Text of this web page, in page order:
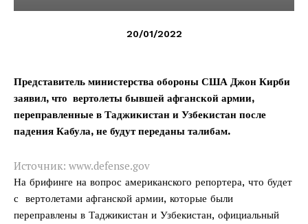
20/01/2022
Представитель министерства обороны США Джон Кирби
заявил, что вертолеты бывшей афганской армии,
переправленные в Таджикистан и Узбекистан после
падения Кабула, не будут переданы талибам.
Источник: www.defense.gov
На брифинге на вопрос американского репортера, что будет
с вертолетами афганской армии, которые были
переправлены в Таджикистан и Узбекистан, официальный